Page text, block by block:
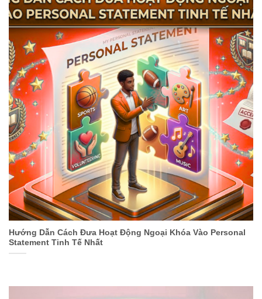
Hướng Dẫn Cách Đưa Hoạt Động Ngoại Khóa Vào Personal
Statement Tinh Tế Nhất